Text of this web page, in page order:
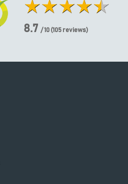
8.7 / 10 (105 reviews)